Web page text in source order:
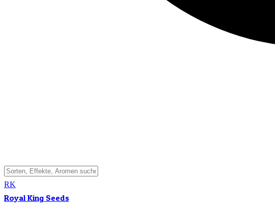
RK
Royal King Seeds